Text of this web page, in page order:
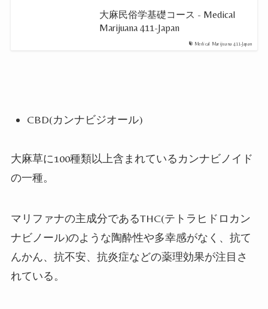
Medical Marijuana 411-Japan
大麻民俗学基礎コース - Medical
Marijuana 411-Japan
CBD(カンナビジオール)
大麻草に100種類以上含まれているカンナビノイド
の一種。
マリファナの主成分であるTHC(テトラヒドロカン
ナビノール)のような陶酔性や多幸感がなく、抗て
んかん、抗不安、抗炎症などの薬理効果が注目さ
れている。